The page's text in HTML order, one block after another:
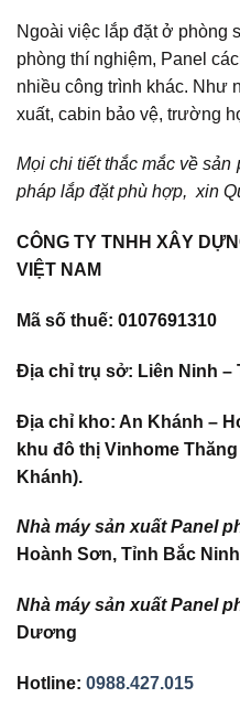
Ngoài việc lắp đặt ở phòng
phòng thí nghiệm, Panel
nhiều công trình khác. Như
xuất, cabin bảo vệ, trường
Mọi chi tiết thắc mắc về
pháp lắp đặt phù hợp, xin
CÔNG TY TNHH XÂY
VIỆT NAM
Mã số thuế: 0107691310
Địa chỉ trụ sở: Liên Ninh –
Địa chỉ kho: An Khánh –
khu đô thị Vinhome
Khánh).
Nhà máy sản xuất Panel
Hoành Sơn, Tỉnh Bắc Ninh
Nhà máy sản xuất Panel
Dương
Hotline: 0988.427.015